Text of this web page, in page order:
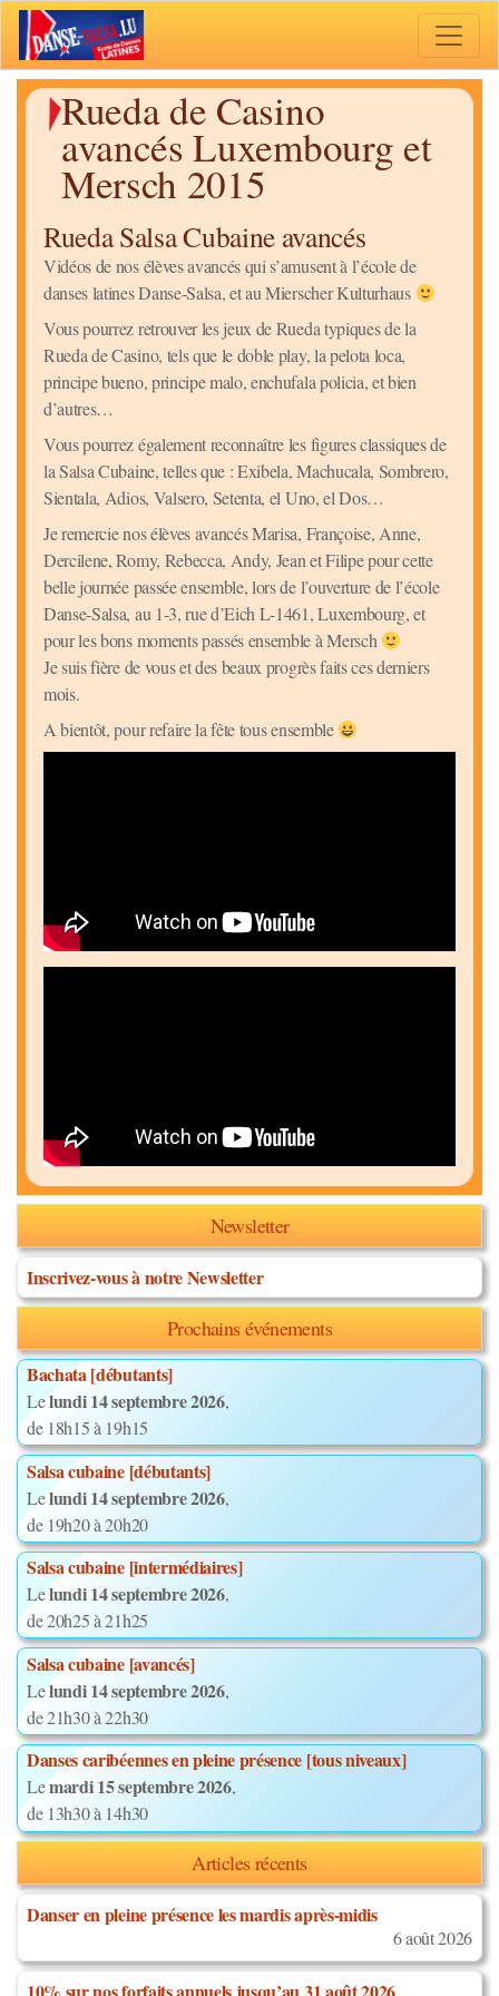
Rueda de Casino
avancés Luxembourg et
Mersch 2015
Rueda Salsa Cubaine avancés
Vidéos de nos élèves avancés qui s’amusent à l’école de
danses latines Danse-Salsa, et au Mierscher Kulturhaus
Vous pourrez retrouver les jeux de Rueda typiques de la
Rueda de Casino, tels que le doble play, la pelota loca,
principe bueno, principe malo, enchufala policia, et bien
d’autres…
Vous pourrez également reconnaître les figures classiques de
la Salsa Cubaine, telles que : Exibela, Machucala, Sombrero,
Sientala, Adios, Valsero, Setenta, el Uno, el Dos…
Je remercie nos élèves avancés Marisa, Françoise, Anne,
Dercilene, Romy, Rebecca, Andy, Jean et Filipe pour cette
belle journée passée ensemble, lors de l’ouverture de l’école
Danse-Salsa, au 1-3, rue d’Eich L-1461, Luxembourg, et
pour les bons moments passés ensemble à Mersch
Je suis fière de vous et des beaux progrès faits ces derniers
mois.
A bientôt, pour refaire la fête tous ensemble
Newsletter
Inscrivez-vous à notre Newsletter
Prochains événements
Bachata [débutants]
Lelundi 14 septembre 2026,
de 18h15 à 19h15
Salsa cubaine [débutants]
Lelundi 14 septembre 2026,
de 19h20 à 20h20
Salsa cubaine [intermédiaires]
Lelundi 14 septembre 2026,
de 20h25 à 21h25
Salsa cubaine [avancés]
Lelundi 14 septembre 2026,
de 21h30 à 22h30
Danses caribéennes en pleine présence [tous niveaux]
Lemardi 15 septembre 2026,
de 13h30 à 14h30
Articles récents
Danser en pleine présence les mardis après-midis
6 août 2026
10% sur nos forfaits annuels jusqu’au 31 août 2026